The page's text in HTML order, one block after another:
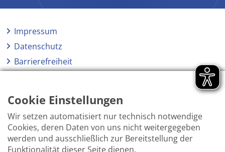
Impressum
Datenschutz
Barrierefreiheit
Cookie Einstellungen
Wir setzen automatisiert nur technisch notwendige
Cookies, deren Daten von uns nicht weitergegeben
werden und ausschließlich zur Bereitstellung der
Funktionalität dieser Seite dienen.